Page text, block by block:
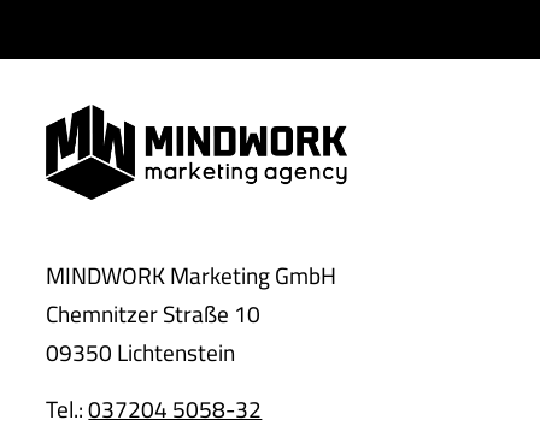
MINDWORK Marketing GmbH
Chemnitzer Straße 10
09350 Lichtenstein
Tel.:037204 5058-32